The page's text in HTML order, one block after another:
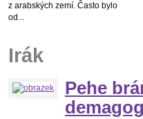
z arabských zemí. Často bylo
od...
Irák
Pehe